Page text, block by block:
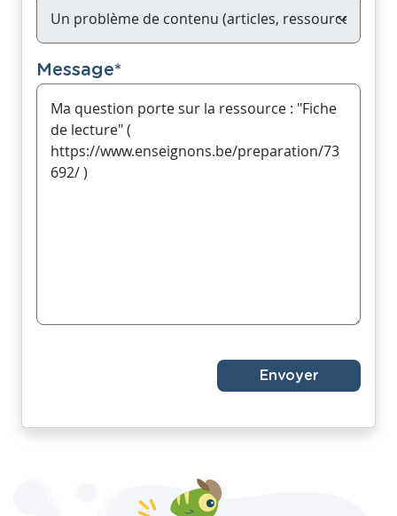
Message*
Envoyer